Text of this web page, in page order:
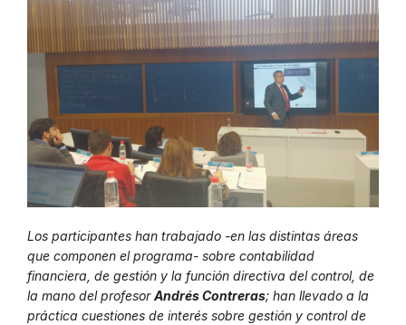
Los participantes han trabajado -en las distintas áreas
que componen el programa- sobre contabilidad
financiera, de gestión y la función directiva del control, de
la mano del profesorAndrés Contreras; han llevado a la
práctica cuestiones de interés sobre gestión y control de